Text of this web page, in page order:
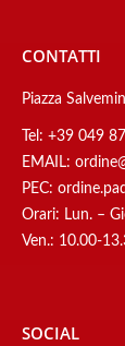
CONTATTI
Piazza
Tel: +39 049
EMAIL:
PEC:
Orari: Lun. –
Ven.: 10.00-
SOCIAL